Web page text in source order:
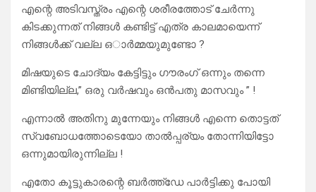
എന്റെ അടിവസ്ത്രം എന്റെ ശരീരത്തോട് ചേർന്നു
കിടക്കുന്നത് നിങ്ങൾ കണ്ടിട്ട് എത്ര കാലമായെന്ന്
നിങ്ങൾക്ക് വല്ല ഒാർമ്മയുമുണ്ടോ ?
മിഷയുടെ ചോദ്യം കേട്ടിട്ടും ഗൗരംഗ് ഒന്നും തന്നെ
മിണ്ടിയില്ല,” ഒരു വർഷവും ഒൻപതു മാസവും ” !
എന്നാൽ അതിനു മുന്നേയും നിങ്ങൾ എന്നെ തൊട്ടത്
സ്വബോധത്തോടെയോ താൽപ്പര്യം തോന്നിയിട്ടോ
ഒന്നുമായിരുന്നില്ല !
എതോ കൂട്ടുകാരന്റെ ബർത്ത്ഡേ പാർട്ടിക്കു പോയി